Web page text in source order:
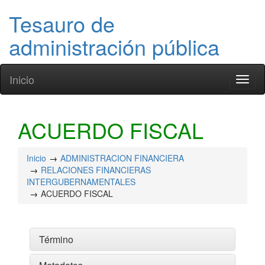
Tesauro de
administración pública
Inicio
ACUERDO FISCAL
Inicio
ADMINISTRACION FINANCIERA
RELACIONES FINANCIERAS
INTERGUBERNAMENTALES
ACUERDO FISCAL
Término